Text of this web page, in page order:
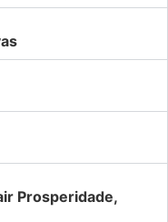
Prosperidade,